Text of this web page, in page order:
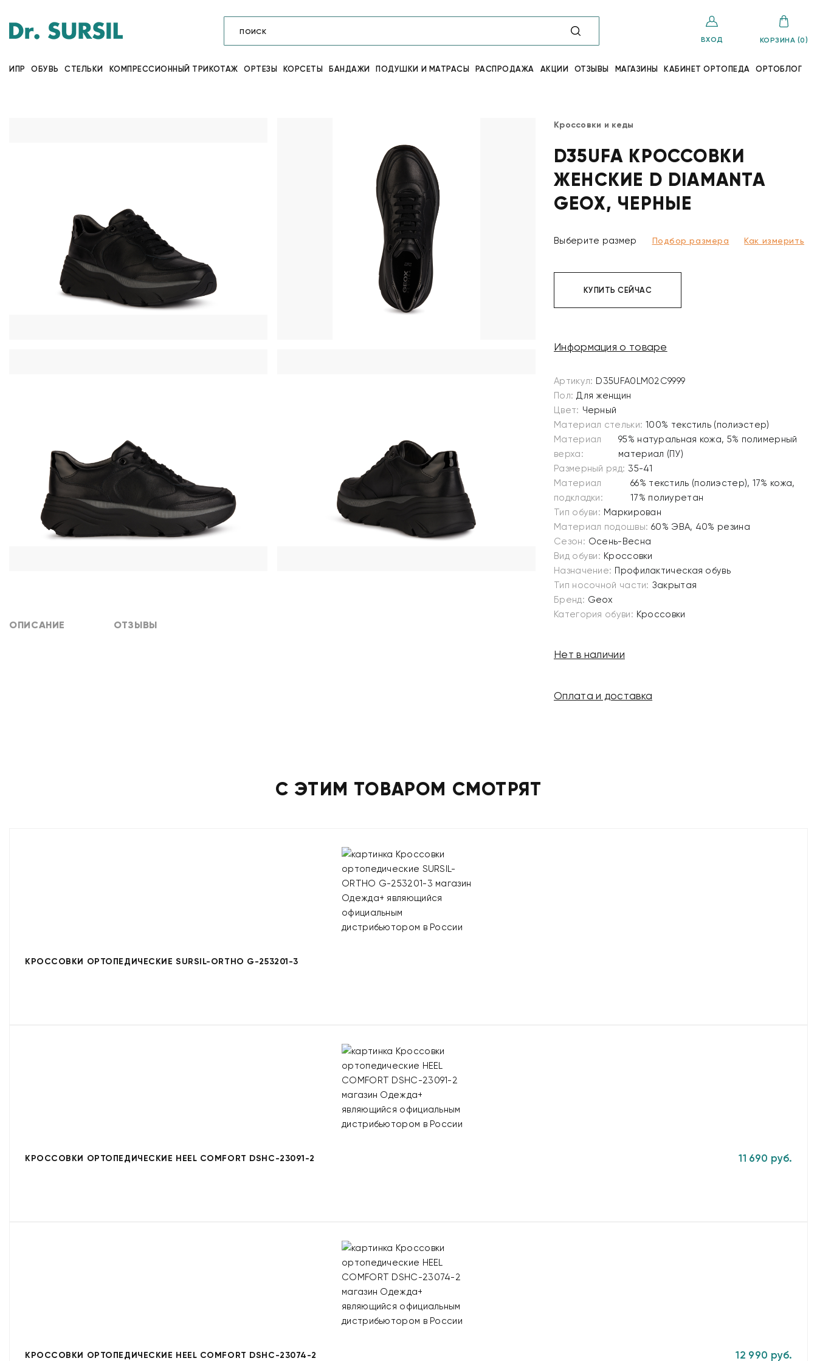
ВХОД КОРЗИНА (0)
ИПР ОБУВЬ СТЕЛЬКИ КОМПРЕССИОННЫЙ ТРИКОТАЖ ОРТЕЗЫ КОРСЕТЫ БАНДАЖИ ПОДУШКИ И МАТРАСЫ РАСПРОДАЖА АКЦИИ ОТЗЫВЫ МАГАЗИНЫ КАБИНЕТ ОРТОПЕДА ОРТОБЛОГ
ОПИСАНИЕ ОТЗЫВЫ
Кроссовки и кеды
D35UFA КРОССОВКИ
ЖЕНСКИЕ D DIAMANTA
GEOX, ЧЕРНЫЕ
Выберите размер Подбор размера Как измерить
КУПИТЬ СЕЙЧАС
Информация о товаре
Артикул: D35UFA0LM02C9999
Пол: Для женщин
Цвет: Черный
Материал стельки: 100% текстиль (полиэстер)
Материал
верха:
95% натуральная кожа, 5% полимерный
материал (ПУ)
Размерный ряд: 35-41
Материал
подкладки:
66% текстиль (полиэстер), 17% кожа,
17% полиуретан
Тип обуви: Маркирован
Материал подошвы: 60% ЭВА, 40% резина
Сезон: Осень-Весна
Вид обуви: Кроссовки
Назначение: Профилактическая обувь
Тип носочной части: Закрытая
Бренд: Geox
Категория обуви: Кроссовки
Нет в наличии
Оплата и доставка
С ЭТИМ ТОВАРОМ СМОТРЯТ
КРОССОВКИ ОРТОПЕДИЧЕСКИЕ SURSIL-ORTHO G-253201-3
КРОССОВКИ ОРТОПЕДИЧЕСКИЕ HEEL COMFORT DSHC-23091-2 11 690 руб.
КРОССОВКИ ОРТОПЕДИЧЕСКИЕ HEEL COMFORT DSHC-23074-2 12 990 руб.